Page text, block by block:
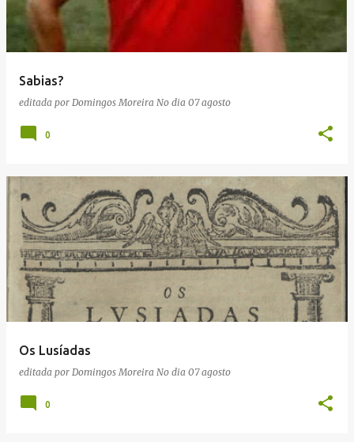
Sabias?
editada por Domingos Moreira No dia 07 agosto
0
Os Lusíadas
editada por Domingos Moreira No dia 07 agosto
0